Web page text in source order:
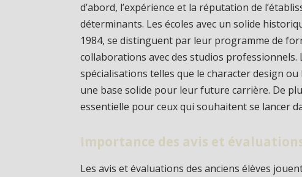
d’abord, l’expérience et la réputation de
déterminants. Les écoles avec un solide
1984, se distinguent par leur programme de
collaborations avec des studios
spécialisations telles que le character design
une base solide pour leur future carrière. De
essentielle pour ceux qui souhaitent se lancer
Importance des avis et
Les avis et évaluations des anciens élèves